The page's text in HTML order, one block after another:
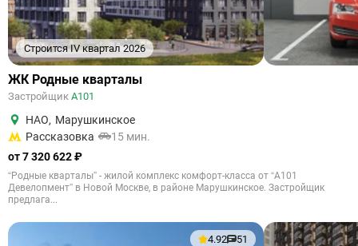
Строится IV квартал 2026
ЖК Родные кварталы
Застройщик А101
НАО, Марушкинское
Рассказовка
15 мин.
от 7 320 622 ₽
“Родные кварталы” - жилой комплекс комфорт-класса от “А101
Девелопмент” в Новой Москве, в районе Марушкинское. Застройщик
предлага...
4.92 51